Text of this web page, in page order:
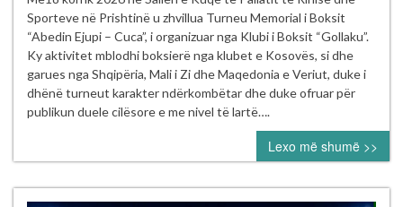
Memorial
“Abedin
Ejupi
–
Cuca”
Sporteve në Prishtinë u zhvillua Turneu Memorial i Boksit
“Abedin Ejupi – Cuca”, i organizuar nga Klubi i Boksit “Gollaku”.
Ky aktivitet mblodhi boksierë nga klubet e Kosovës, si dhe
garues nga Shqipëria, Mali i Zi dhe Maqedonia e Veriut, duke i
dhënë turneut karakter ndërkombëtar dhe duke ofruar për
publikun duele cilësore e me nivel të lartë….
Lexo më shumë >>